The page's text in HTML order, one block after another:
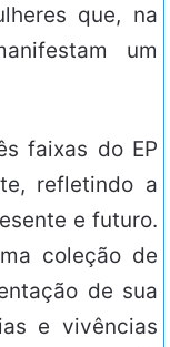
que, na
um
faixas do EP
refletindo a
e futuro.
coleção de
de sua
e vivências